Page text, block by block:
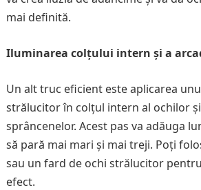
mai definită.
Iluminarea colțului intern și a
Un alt truc eficient este aplicarea
strălucitor în colțul intern al ochilor
sprâncenelor. Acest pas va adăuga
să pară mai mari și mai treji. Poți
sau un fard de ochi strălucitor
efect.